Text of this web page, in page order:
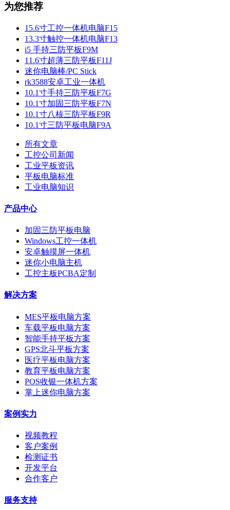
为您推荐
15.6寸工控一体机电脑F15
13.3寸触控一体机电脑F13
i5 手持三防平板F9M
11.6寸超薄三防平板F11J
迷你电脑棒/PC Stick
rk3588安卓工业一体机
10.1寸手持三防平板F7G
10.1寸加固三防平板F7N
10.1寸八核三防平板F9R
10.1寸三防平板电脑F9A
所有文章
工控公司新闻
工业平板资讯
平板电脑标准
工业电脑知识
产品中心
加固三防平板电脑
Windows工控一体机
安卓触摸屏一体机
迷你小电脑主机
工控主板PCBA定制
解决方案
MES平板电脑方案
车载平板电脑方案
智能手持平板方案
GPS北斗平板方案
医疗平板电脑方案
教育平板电脑方案
POS收银一体机方案
掌上迷你电脑方案
案例实力
视频教程
客户案例
检测证书
开发平台
合作客户
服务支持